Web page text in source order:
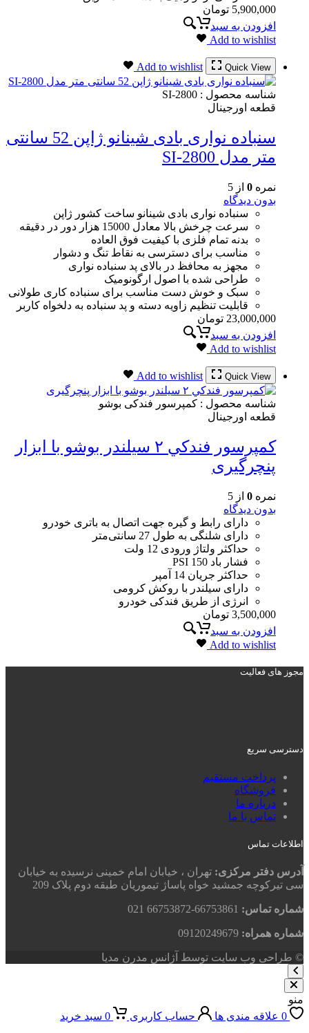
5,900,000 تومان
افزودن به سبد
Add to wishlist
Quick View
Add to wishlist
شناسه محصول : SI-2800
قطعه اورجینال
سنباده نواری بادی شینانو ژاپن 52 سانتی
متر مدل SI-2800
نمره 0 از 5
بدون دیدگاه
سنباده نواری بادی شینانو ساخت کشور ژاپن
سرعت چرخش بالا معادل 15000 هزار دور در دقیقه
بدنه تمام فلزی با کیفیت فوق العاده
مناسب برای دسترسی به نقاط تنگ و دشوار
مجهز به محافظ در بالای پد سنباده نواری
طراحی شده با اصول ارگونومیک
سبک و خوش دست مناسب برای سنباده کاری طولانی
قابلیت تنظیم زاویه دسته و پد سنباده به دلخواه کاربر
23,000,000 تومان
افزودن به سبد
Add to wishlist
Quick View
Add to wishlist
شناسه محصول : کمپرسور فندکی بوشو
قطعه اورجینال
كمپرسور فندكي ٢ سيلندر بوشو با ابزار
پنچرگیری
نمره 0 از 5
بدون دیدگاه
دارای رابط و گیره جهت اتصال به باتری خودرو
دارای شلنگی به طول 27 سانتی‌متر
حداکثر ولتاژ ورودی 12 ولت
فشار باد 150 PSI
حداکثر جریان 14 آمپر
دارای سیلندر با روکش کرومی
انرژی از طریق فندکی خودرو
3,500,000 تومان
افزودن به سبد
Add to wishlist
مجوز های فعالیت
دسترسی سریع
پرداخت مستقیم
فروشگاه
درباره ما
تماس با ما
اطلاعات تماس
آدرس دفتر مرکزی: تهران ، خیابان امام خمینی نرسیده به خیابان
سی تیرکوچه جمشید خواه پاساژ تیموریان طبقه دوم پلاک 209
شماره تماس:
شماره همراه:
© طراحی وب سایت توسط آژانس مدرن مدیا
منو
0 علاقه مندی ها حساب کاربری 0 سبد خرید